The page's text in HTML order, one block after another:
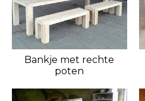
Bankje met rechte
poten